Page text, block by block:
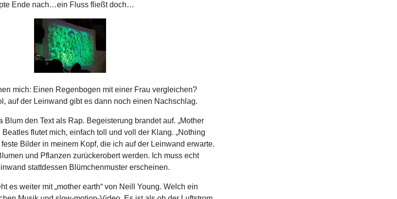
Ende nach…ein Fluss fließt doch…
mich: Einen Regenbogen mit einer Frau vergleichen?
auf der Leinwand gibt es dann noch einen Nachschlag.
Blum den Text als Rap. Begeisterung brandet auf. „Mother
Beatles flutet mich, einfach toll und voll der Klang. „Nothing
feste Bilder in meinem Kopf, die ich auf der Leinwand erwarte.
und Pflanzen zurückerobert werden. Ich muss echt
stattdessen Blümchenmuster erscheinen.
es weiter mit „mother earth“ von Neill Young. Welch ein